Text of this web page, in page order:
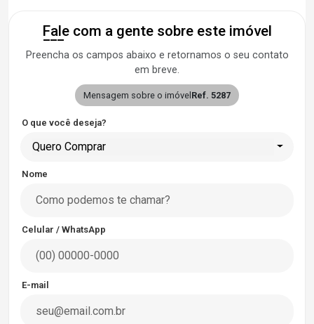
Fale com a gente sobre este imóvel
Preencha os campos abaixo e retornamos o seu contato
em breve.
Mensagem sobre o imóvelRef. 5287
O que você deseja?
Quero Comprar
Nome
Celular / WhatsApp
E-mail